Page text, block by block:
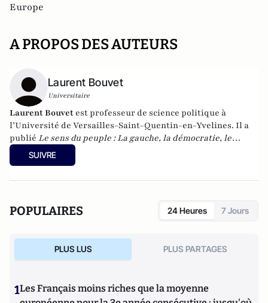
Europe
A PROPOS DES AUTEURS
Laurent Bouvet
Universitaire
Laurent Bouvet est professeur de science politique à
l’Université de Versailles-Saint-Quentin-en-Yvelines. Il a
publié Le sens du peuple :La gauche, la démocratie, le
populisme(2012, Gallimard) et
Fayard).
SUIVRE
POPULAIRES 24 Heures 7 Jours
PLUS LUS PLUS PARTAGES
1Les Français moins riches que la moyenne